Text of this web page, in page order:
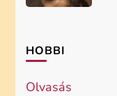
HOBBI
Olvasás